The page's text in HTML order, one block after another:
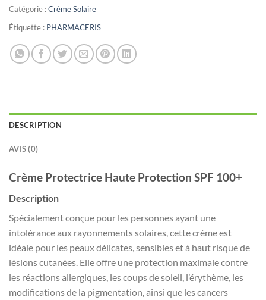
Catégorie :Crème Solaire
Étiquette : PHARMACERIS
DESCRIPTION
AVIS (0)
Crème Protectrice Haute Protection SPF 100+
Description
Spécialement conçue pour les personnes ayant une
intolérance aux rayonnements solaires, cette crème est
idéale pour les peaux délicates, sensibles et à haut risque de
lésions cutanées. Elle offre une protection maximale contre
les réactions allergiques, les coups de soleil, l’érythème, les
modifications de la pigmentation, ainsi que les cancers